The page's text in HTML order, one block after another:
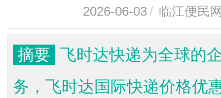
2026-06-03/ 临江便民
摘要 飞时达快递为全球的
务，飞时达国际快递价格优